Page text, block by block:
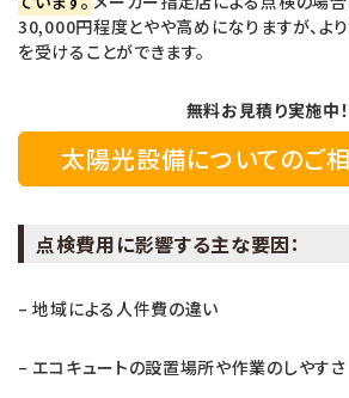
30,000円程度とやや高めになりますが、よ
を受けることができます。
無料お見積り実施中！
太陽光設備についてのご
点検費用に影響する主な要因：
– 地域による人件費の違い
– エコキュートの設置場所や作業のしやすさ